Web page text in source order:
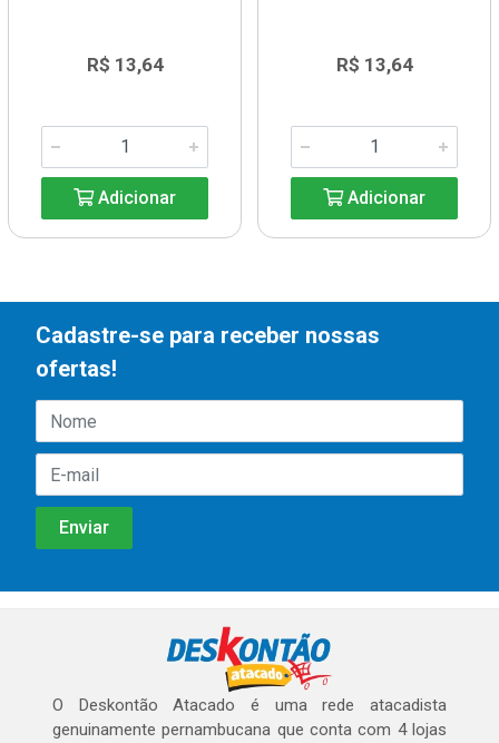
R$ 13,64
Adicionar
R$ 13,64
Adicionar
Cadastre-se para receber nossas
ofertas!
O Deskontão Atacado é uma rede atacadista
genuinamente pernambucana que conta com 4 lojas